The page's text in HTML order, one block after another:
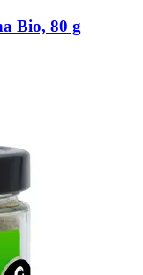
Bio, 80 g